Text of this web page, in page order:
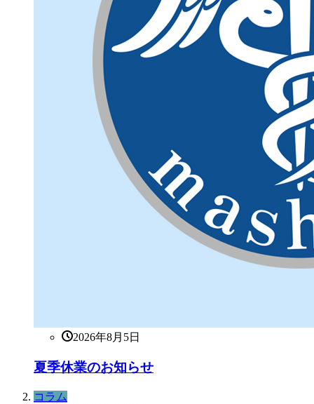
2026年8月5日
夏季休業のお知らせ
コラム